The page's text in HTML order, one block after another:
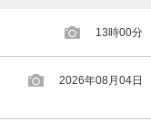
13時00分
2026年08月04日